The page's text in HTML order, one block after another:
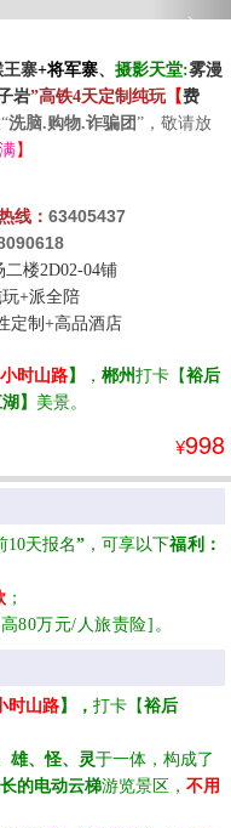
›
王寨+将军寨、摄影天堂:雾漫
岩”高铁4天定制纯玩 【费
“洗脑.购物.诈骗团” ，敬请放
】
线： 63405437
楼2D02-04铺
+派全陪
定制+高品酒店
时山路】 ， 郴州打卡【裕后
】 美景。
¥998
10天报名” ，可享以下福利 ：
；
80万元/人旅责险] 。
时山路】， 打卡 【裕后
雄、怪、灵于一体，构成了
的电动云梯游览景区， 不用